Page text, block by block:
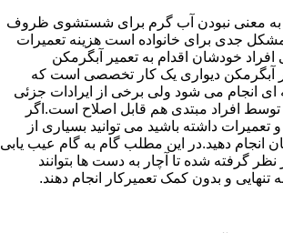
معنی نبودن آب گرم برای شستشوی ظروف
جدی برای خانواده است هزینه تعمیرات
خودشان اقدام به تعمیر آبگرمکن
آبگرمکن دیواری یک کار تخصصی است که
انجام می شود ولی برخی از ایرادات جزئی
توسط افراد مبتدی هم قابل اصلاح است.اگر
تعمیرات داشته باشید می توانید بسیاری از
انجام دهید.در این مطلب گام به گام عیب یابی
گرفته شده تا آچار به دست ها بتوانند
تنهایی و بدون کمک تعمیرکار انجام دهند.